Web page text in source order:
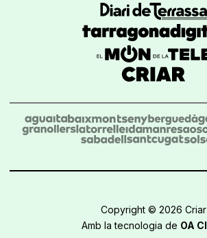
Copyright © 2026 Criar
Amb la tecnologia de OA